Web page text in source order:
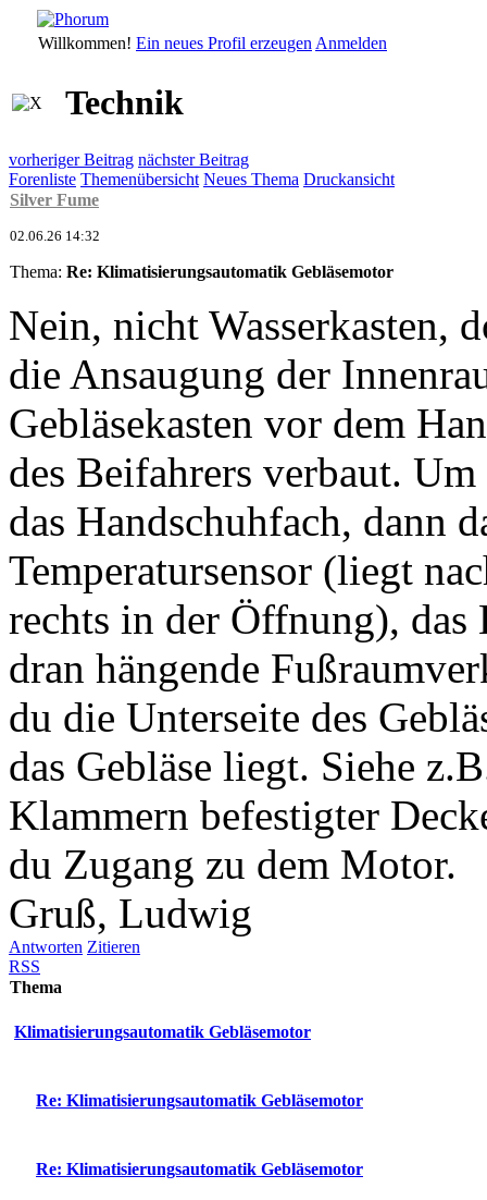
Willkommen! Ein neues Profil erzeugen Anmelden
Technik
vorheriger Beitrag nächster Beitrag
Forenliste Themenübersicht Neues Thema Druckansicht
Silver Fume
02.06.26 14:32
Thema: Re: Klimatisierungsautomatik Gebläsemotor
Nein, nicht
die Ansaugung der
Gebläsekasten vor dem
des Beifahrers verbaut.
das Handschuhfach, dann
Temperatursensor (liegt
rechts in der Öffnung),
dran hängende
du die Unterseite des
das Gebläse liegt. Siehe
Klammern befestigter
du Zugang zu dem Motor.
Gruß, Ludwig
Antworten Zitieren
RSS
Thema
Klimatisierungsautomatik Gebläsemotor
Re: Klimatisierungsautomatik Gebläsemotor
Re: Klimatisierungsautomatik Gebläsemotor